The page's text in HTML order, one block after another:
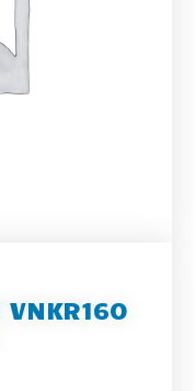
VNKR160